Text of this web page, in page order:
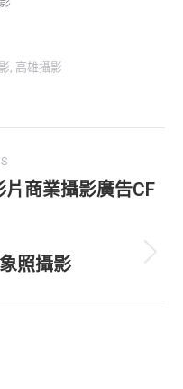
, 高雄攝影
商業攝影廣告CF
照攝影